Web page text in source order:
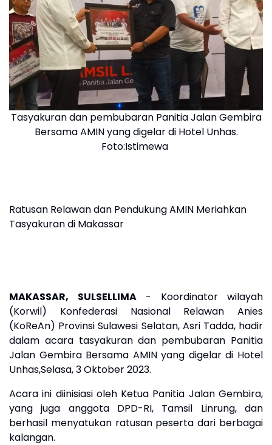
Tasyakuran dan pembubaran Panitia Jalan Gembira
Bersama AMIN yang digelar di Hotel Unhas.
Foto:Istimewa
Ratusan Relawan dan Pendukung AMIN Meriahkan
Tasyakuran di Makassar
MAKASSAR, SULSELLIMA- Koordinator wilayah
(Korwil) Konfederasi Nasional Relawan Anies
(KoReAn) Provinsi Sulawesi Selatan, Asri Tadda, hadir
dalam acara tasyakuran dan pembubaran Panitia
Jalan Gembira Bersama AMIN yang digelar di Hotel
Unhas,Selasa, 3 Oktober 2023.
Acara ini diinisiasi oleh Ketua Panitia Jalan Gembira,
yang juga anggota DPD-RI, Tamsil Linrung, dan
berhasil menyatukan ratusan peserta dari berbagai
kalangan.